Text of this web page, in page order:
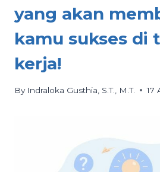
yang akan
kamu sukses di
kerja!
By Indraloka Gusthia, S.T., M.T. 17